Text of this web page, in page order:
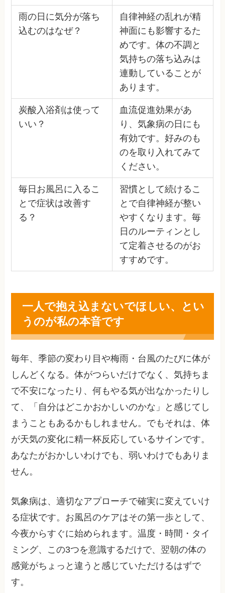
雨の日に気分が落ち
込むのはなぜ？
自律神経の乱れが精
神面にも影響するた
めです。体の不調と
気持ちの落ち込みは
連動していることが
あります。
炭酸入浴剤は使って
いい？
血流促進効果があ
り、気象病の日にも
有効です。好みのも
のを取り入れてみて
ください。
毎日お風呂に入るこ
とで症状は改善す
る？
習慣として続けるこ
とで自律神経が整い
やすくなります。毎
日のルーティンとし
て定着させるのがお
すすめです。
一人で抱え込まないでほしい、とい
うのが私の本音です
毎年、季節の変わり目や梅雨・台風のたびに体が
しんどくなる。体がつらいだけでなく、気持ちま
で不安になったり、何もやる気が出なかったりし
て、「自分はどこかおかしいのかな」と感じてし
まうこともあるかもしれません。でもそれは、体
が天気の変化に精一杯反応しているサインです。
あなたがおかしいわけでも、弱いわけでもありま
せん。
気象病は、適切なアプローチで確実に変えていけ
る症状です。お風呂のケアはその第一歩として、
今夜からすぐに始められます。温度・時間・タイ
ミング、この3つを意識するだけで、翌朝の体の
感覚がちょっと違うと感じていただけるはずで
す。